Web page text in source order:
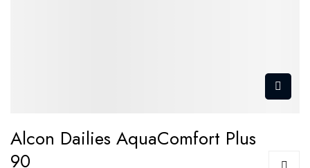
Alcon Dailies AquaComfort Plus
90